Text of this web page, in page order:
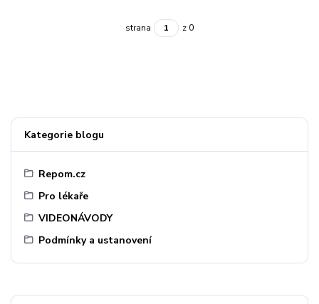
Kategorie blogu
Repom.cz
Pro lékaře
VIDEONÁVODY
Podmínky a ustanovení
strana z 0